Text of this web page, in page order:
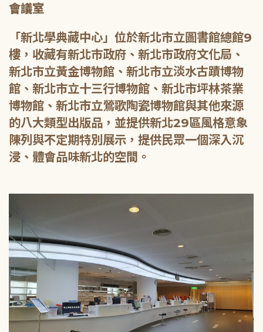
會議室
「新北學典藏中心」位於新北市立圖書館總館9
樓，收藏有新北市政府、新北市政府文化局、
新北市立黃金博物館、新北市立淡水古蹟博物
館、新北市立十三行博物館、新北市坪林茶業
博物館、新北市立鶯歌陶瓷博物館與其他來源
的八大類型出版品，並提供新北29區風格意象
陳列與不定期特別展示，提供民眾一個深入沉
浸、體會品味新北的空間。